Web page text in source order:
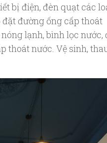
bị điện, đèn quạt các
đường ống cấp thoát
lạnh, bình lọc nước,
thoát nước. Vệ sinh,